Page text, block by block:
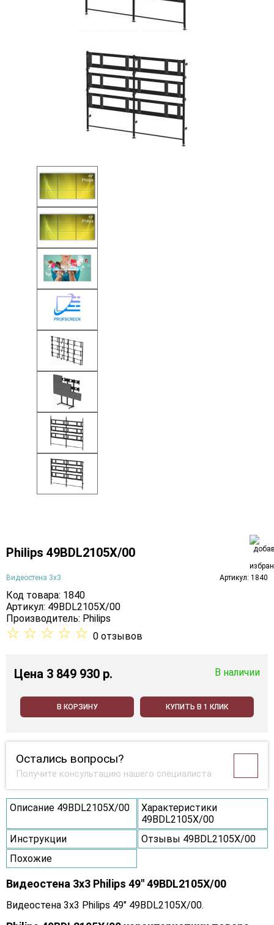
Philips 49BDL2105X/00
Видеостена 3х3 Артикул: 1840
Код товара: 1840
Артикул: 49BDL2105X/00
Производитель: Philips
☆ ☆ ☆ ☆ ☆ 0 отзывов
Цена 3 849 930 p. В наличии
В КОРЗИНУ КУПИТЬ В 1 КЛИК
Остались вопросы?
Получите консультацию нашего специалиста
Описание 49BDL2105X/00
Характеристики
49BDL2105X/00
Инструкции
Отзывы 49BDL2105X/00
Похожие
Видеостена 3x3 Philips 49" 49BDL2105X/00
Видеостена 3x3 Philips 49" 49BDL2105X/00.